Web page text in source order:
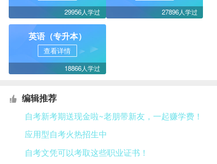
29956人学过 27896人学过
英语（专升本）
查看详情
18866人学过
编辑推荐
自考新考期送现金啦~老朋带新友，一起赚学费！
应用型自考火热招生中
自考文凭可以考取这些职业证书！